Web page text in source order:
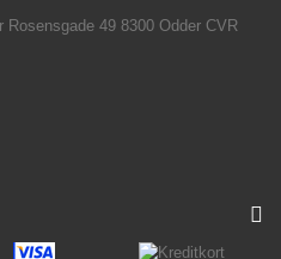
49 8300 Odder CVR